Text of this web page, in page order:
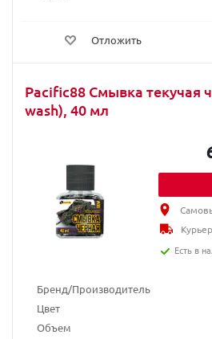
Отложить
Pacific88 Смывка текучая
wash), 40 мл
Бренд/Производитель
Цвет
Объем
Есть в